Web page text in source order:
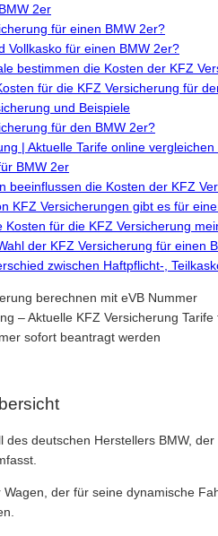
2er
für einen BMW 2er?
Vollkasko für einen BMW 2er?
bestimmen die Kosten der KFZ
für die KFZ Versicherung für
und Beispiele
für den BMW 2er?
| Aktuelle Tarife online
BMW 2er
beeinflussen die Kosten der KFZ
KFZ Versicherungen gibt es für
Kosten für die KFZ Versicherung
der KFZ Versicherung für einen
zwischen Haftpflicht-,
– Aktuelle KFZ Versicherung
sofort beantragt werden
des deutschen Herstellers BMW,
der für seine dynamische